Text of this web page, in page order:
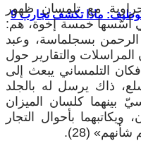
تدريب الشباب الإفريقي على التوظيف: ماذا تكشف تجارب 9
مع تلمسان ظهور
أسّسها خمسة إخوة، هم:
بسجلماسة، وعبد
المراسلات والتقارير حول
والسلع والأسعار (27), «فكان التلمساني يبعث إلى
ذاك يرسل له بالجلد
بينهما كلسان الميزان
بأحوال التجار
(28).